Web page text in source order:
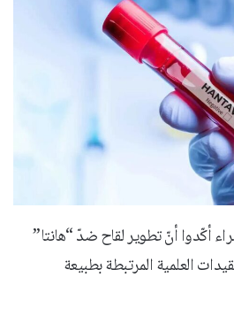
أكّدوا أنّ تطوير لقاح ضدّ “هانتا”
العلمية المرتبطة بطبيعة